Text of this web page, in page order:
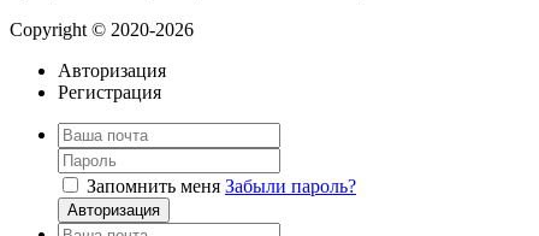
Copyright © 2020-2026
Авторизация
Регистрация
Запомнить меня Забыли пароль?
Авторизация